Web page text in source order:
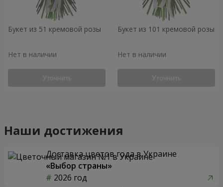
Букет из 51 кремовой розы
Нет в наличии
Уточнить
Букет из 101 кремовой розы
Нет в наличии
Уточнить
Наши достижения
Доставка цветов года в Украине
«Выбор страны»
2026 год